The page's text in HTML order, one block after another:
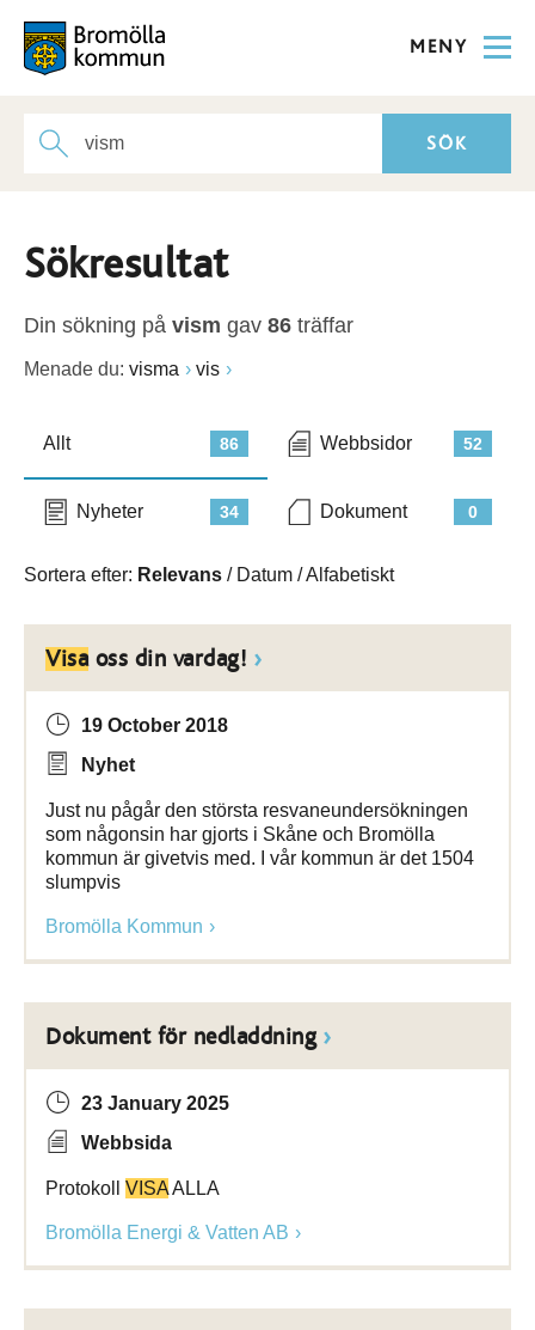
MENY
Sökresultat
Din sökning på vism gav 86 träffar
Menade du: visma vis
86
Allt 52
Webbsidor
34
Nyheter 0
Dokument
Sortera efter: Relevans / Datum /Alfabetiskt
Visaoss din vardag!
19 October 2018
Nyhet
Just nu pågår den största resvaneundersökningen
som någonsin har gjorts i Skåne och Bromölla
kommun är givetvis med. I vår kommun är det 1504
slumpvis
Bromölla Kommun
Dokument för nedladdning
23 January 2025
Webbsida
Protokoll VISAALLA
Bromölla Energi & Vatten AB